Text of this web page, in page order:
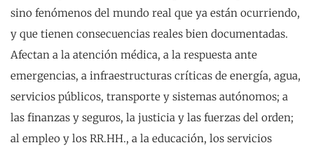
sino fenómenos del mundo real que ya están ocurriendo,
y que tienen consecuencias reales bien documentadas.
Afectan a la atención médica, a la respuesta ante
emergencias, a infraestructuras críticas de energía, agua,
servicios públicos, transporte y sistemas autónomos; a
las finanzas y seguros, la justicia y las fuerzas del orden;
al empleo y los RR.HH., a la educación, los servicios